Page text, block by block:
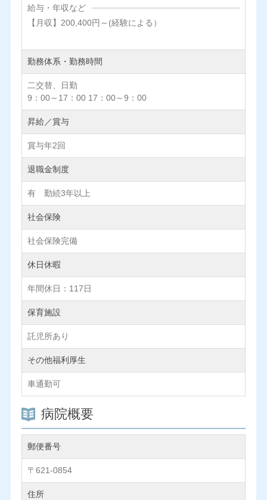
給与・年収など
【月収】200,400円～(経験による）
勤務体系・勤務時間
二交替、日勤
9：00～17：00 17：00～9：00
昇給／賞与
賞与年2回
退職金制度
有 勤続3年以上
社会保険
社会保険完備
休日休暇
年間休日：117日
保育施設
託児所あり
その他福利厚生
車通勤可
病院概要
郵便番号
〒621-0854
住所